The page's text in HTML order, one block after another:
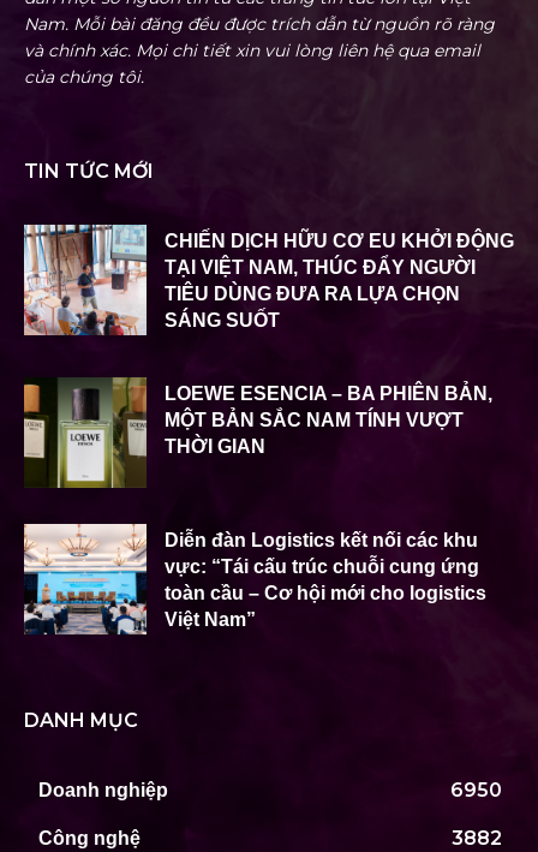
Nam. Mỗi bài đăng đều được trích dẫn từ nguồn rõ ràng
và chính xác. Mọi chi tiết xin vui lòng liên hệ qua email
của chúng tôi.
TIN TỨC MỚI
CHIẾN DỊCH HỮU CƠ EU KHỞI ĐỘNG
TẠI VIỆT NAM, THÚC ĐẨY NGƯỜI
TIÊU DÙNG ĐƯA RA LỰA CHỌN
SÁNG SUỐT
LOEWE ESENCIA – BA PHIÊN BẢN,
MỘT BẢN SẮC NAM TÍNH VƯỢT
THỜI GIAN
Diễn đàn Logistics kết nối các khu
vực: “Tái cấu trúc chuỗi cung ứng
toàn cầu – Cơ hội mới cho logistics
Việt Nam”
DANH MỤC
Doanh nghiệp 6950
Công nghệ 3882